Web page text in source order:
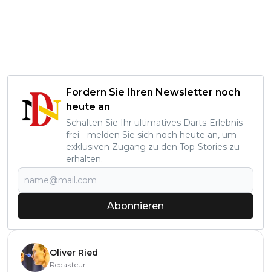
Fordern Sie Ihren Newsletter noch
heute an
Schalten Sie Ihr ultimatives Darts-Erlebnis
frei - melden Sie sich noch heute an, um
exklusiven Zugang zu den Top-Stories zu
erhalten.
Abonnieren
Oliver Ried
Redakteur